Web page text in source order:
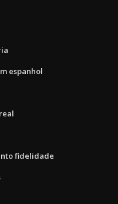
espanhol
fidelidade